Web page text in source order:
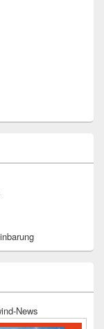
News